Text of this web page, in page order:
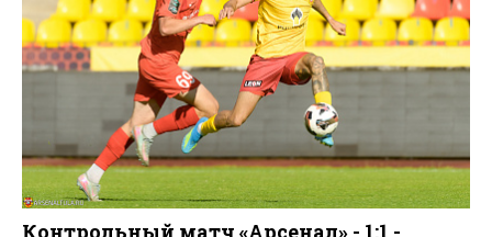
Контрольный матч «Арсенал» - 1:1 -